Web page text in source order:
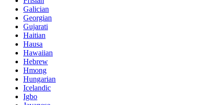
Galician
Georgian
Gujarati
Haitian
Hausa
Hawaiian
Hebrew
Hmong
Hungarian
Icelandic
Igbo